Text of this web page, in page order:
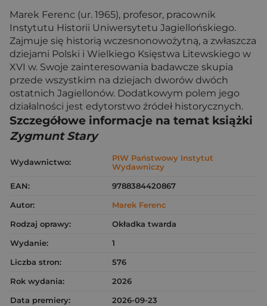
Marek Ferenc (ur. 1965), profesor, pracownik
Instytutu Historii Uniwersytetu Jagiellońskiego.
Zajmuje się historią wczesnonowożytną, a zwłaszcza
dziejami Polski i Wielkiego Księstwa Litewskiego w
XVI w. Swoje zainteresowania badawcze skupia
przede wszystkim na dziejach dworów dwóch
ostatnich Jagiellonów. Dodatkowym polem jego
działalności jest edytorstwo źródeł historycznych.
Szczegółowe informacje na temat książki
Zygmunt Stary
Wydawnictwo:
PIW Państwowy Instytut
Wydawniczy
EAN:
9788384420867
Autor:
Marek Ferenc
Rodzaj oprawy:
Okładka twarda
Wydanie:
1
Liczba stron:
576
Rok wydania:
2026
Data premiery:
2026-09-23